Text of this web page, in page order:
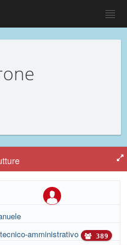
amministrativo
389